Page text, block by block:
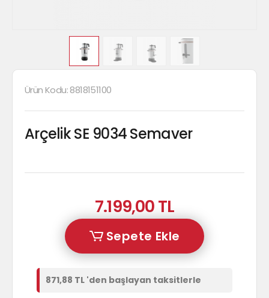
Ürün Kodu:8818151100
Arçelik SE 9034 Semaver
7.199,00 TL
Sepete Ekle
871,88 TL 'den başlayan taksitlerle